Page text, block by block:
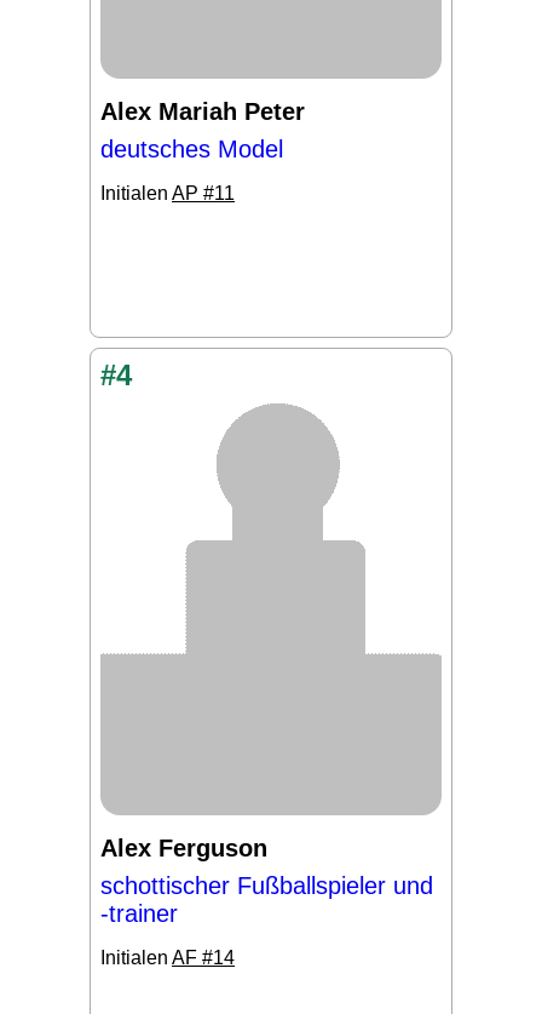
Alex Mariah Peter
deutsches Model
Initialen AP #11
#4
Alex Ferguson
schottischer Fußballspieler und
-trainer
Initialen AF #14